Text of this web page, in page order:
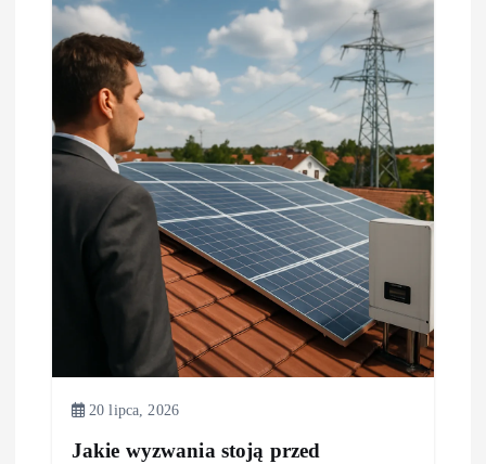
w
p
20 lipca, 2026
Jakie wyzwania stoją przed